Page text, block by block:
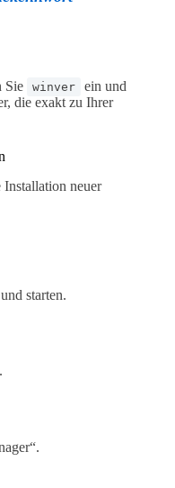
Sie
winver
ein und
die exakt zu Ihrer
neuer
starten.